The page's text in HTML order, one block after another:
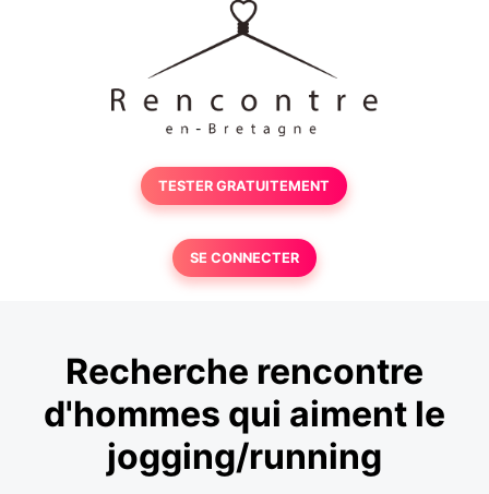
TESTER GRATUITEMENT
SE CONNECTER
Recherche rencontre
d'hommes qui aiment le
jogging/running